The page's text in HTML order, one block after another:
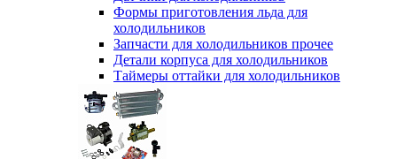
Формы приготовления льда для
холодильников
Запчасти для холодильников прочее
Детали корпуса для холодильников
Таймеры оттайки для холодильников